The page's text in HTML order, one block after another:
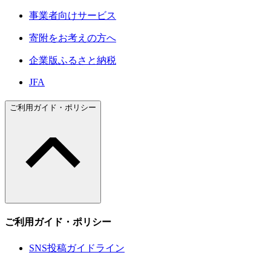
事業者向けサービス
寄附をお考えの方へ
企業版ふるさと納税
JFA
ご利用ガイド・ポリシー
ご利用ガイド・ポリシー
SNS投稿ガイドライン